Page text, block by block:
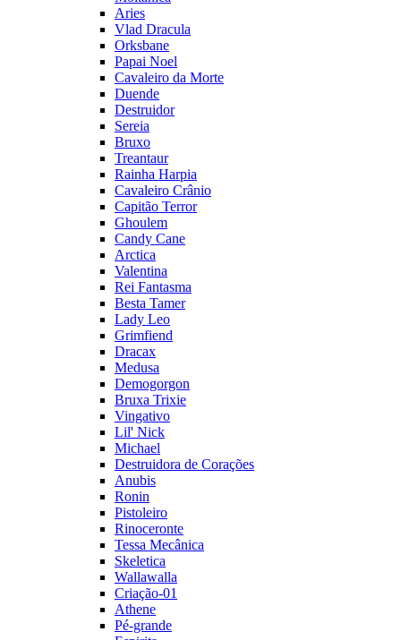
Aries
Vlad Dracula
Orksbane
Papai Noel
Cavaleiro da Morte
Duende
Destruidor
Sereia
Bruxo
Treantaur
Rainha Harpia
Cavaleiro Crânio
Capitão Terror
Ghoulem
Candy Cane
Arctica
Valentina
Rei Fantasma
Besta Tamer
Lady Leo
Grimfiend
Dracax
Medusa
Demogorgon
Bruxa Trixie
Vingativo
Lil' Nick
Michael
Destruidora de Corações
Anubis
Ronin
Pistoleiro
Rinoceronte
Tessa Mecânica
Skeletica
Wallawalla
Criação-01
Athene
Pé-grande